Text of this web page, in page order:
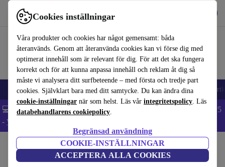
Cookies inställningar
Våra produkter och cookies har något gemensamt: båda
återanvänds. Genom att återanvända cookies kan vi förse dig med
optimerat innehåll som är relevant för dig. För att det ska fungera
korrekt och för att kunna anpassa innehåll och reklam åt dig så
måste vi analysera ditt surfbeteende – med första och tredje part
cookies. Självklart bara med ditt samtycke. Du kan ändra dina
cookie-inställningar när som helst. Läs vår integritetspolicy. Läs
databehandlarens cookiepolicy.
Begränsad användning
COOKIE-INSTÄLLNINGAR
ACCEPTERA ALLA COOKIES
Använd refurbed snabbt och enkelt
🎒 Back to school Mobiltelefoner Bärbara datorer Surfplattor
💻 Extra 5% rabatt på alla MacBooks och laptops - Code: LAPTOP5
- Villkor
Laptops